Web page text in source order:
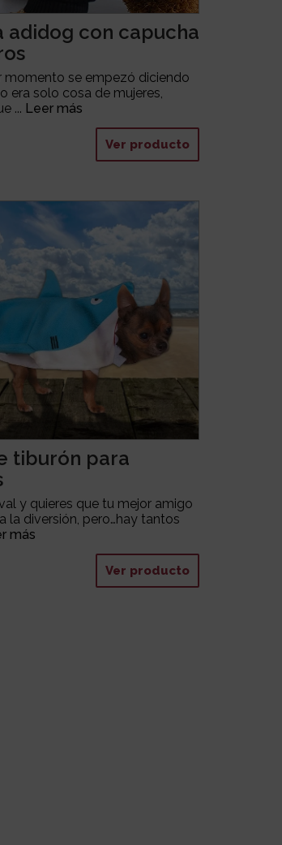
adidog con capucha
momento se empezó diciendo
era solo cosa de mujeres,
... Leer más
Ver producto
tiburón para
y quieres que tu mejor amigo
la diversión, pero…hay tantos
más
Ver producto